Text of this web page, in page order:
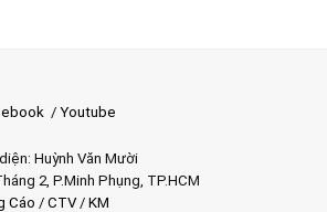
/ Youtube
Huỳnh Văn Mười
2, P.Minh Phụng, TP.HCM
Cáo / CTV/ KM